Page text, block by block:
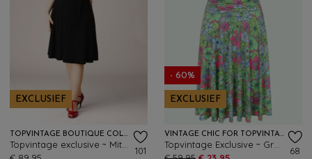
EXCLUSIEF
TOPVINTAGE BOUTIQUE COLLECTION
101
- 60%
EXCLUSIEF
VINTAGE CHIC FOR TOPVINTAGE
68